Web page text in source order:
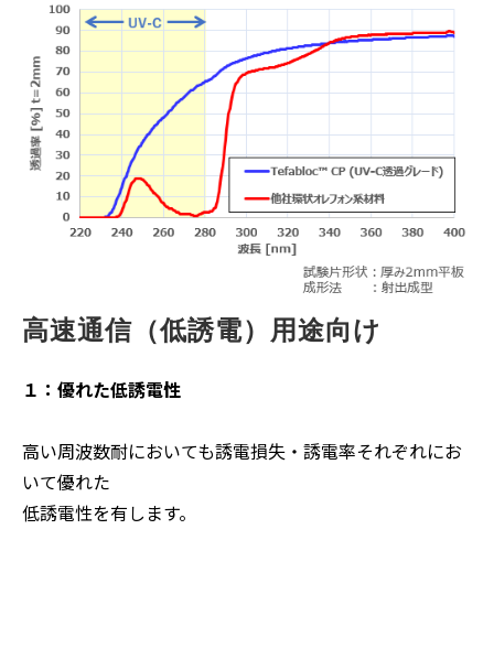
高速通信（低誘電）用途向け
１：優れた低誘電性
高い周波数耐においても誘電損失・誘電率それぞれにお
いて優れた
低誘電性を有します。